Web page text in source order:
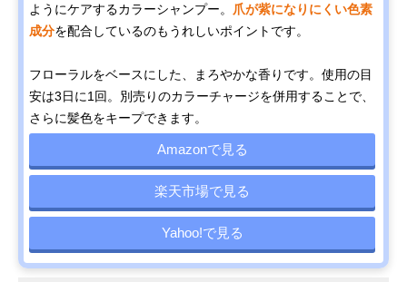
ようにケアするカラーシャンプー。
爪が紫になりにくい色素
成分を配合しているのもうれしいポイントです。
フローラルをベースにした、まろやかな香りです。使用の目
安は3日に1回。別売りのカラーチャージを併用することで、
さらに髪色をキープできます。
Amazonで見る
楽天市場で見る
Yahoo!で見る